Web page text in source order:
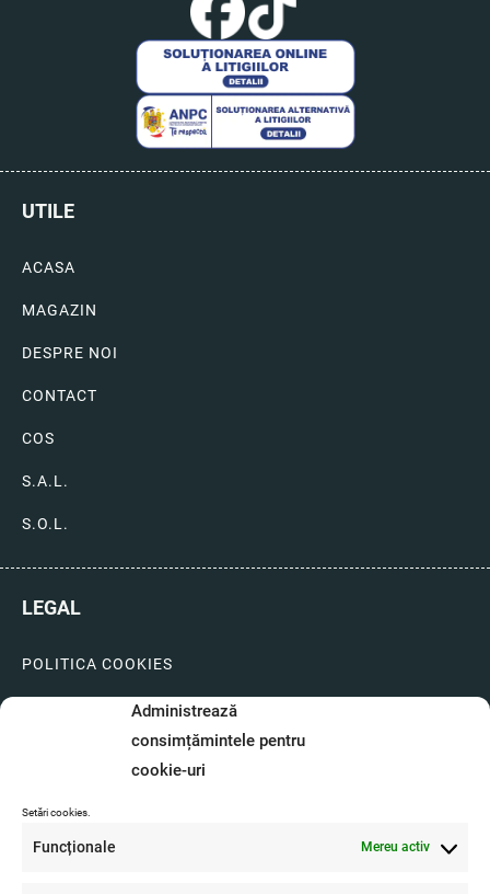
Administrează
consimțămintele pentru
cookie-uri
Setări cookies.
Funcționale Mereu activ
UTILE
ACASA
MAGAZIN
DESPRE NOI
CONTACT
COS
S.A.L.
S.O.L.
LEGAL
POLITICA COOKIES
LIVRARI SI PLATI
GARANTIE SI SERVICE